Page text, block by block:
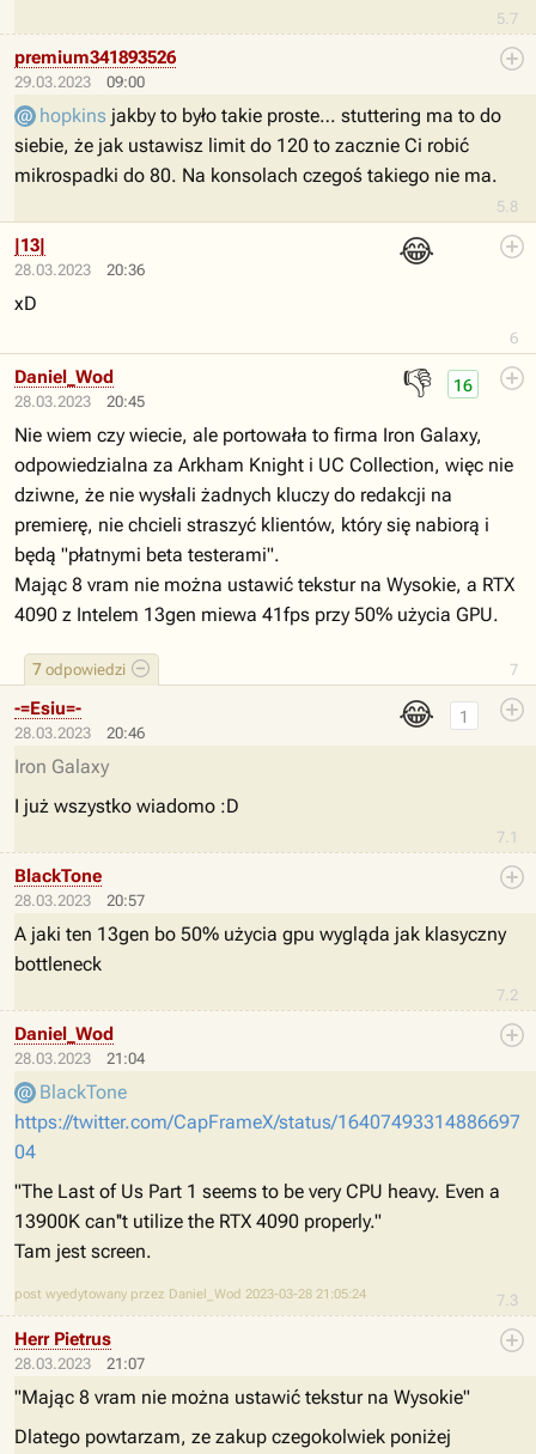
5.7
29.03.2023 09:00
5.8
premium341893526
hopkins jakby to było takie proste… stuttering ma to do
siebie, że jak ustawisz limit do 120 to zacznie Ci robić
mikrospadki do 80. Na konsolach czegoś takiego nie ma.
28.03.2023 20:36
😂
6
|13|
xD
28.03.2023 20:45
👎
7
16
7 odpowiedzi
Daniel_Wod
Nie wiem czy wiecie, ale portowała to firma Iron Galaxy,
odpowiedzialna za Arkham Knight i UC Collection, więc nie
dziwne, że nie wysłali żadnych kluczy do redakcji na
premierę, nie chcieli straszyć klientów, który się nabiorą i
będą "płatnymi beta testerami".
Mając 8 vram nie można ustawić tekstur na Wysokie, a RTX
4090 z Intelem 13gen miewa 41fps przy 50% użycia GPU.
28.03.2023 20:46
😂
7.1
1
-=Esiu=-
Iron Galaxy
I już wszystko wiadomo :D
28.03.2023 20:57
7.2
BlackTone
A jaki ten 13gen bo 50% użycia gpu wygląda jak klasyczny
bottleneck
28.03.2023 21:04
7.3
Daniel_Wod
BlackTone
https://twitter.com/CapFrameX/status/16407493314886697
04
"The Last of Us Part 1 seems to be very CPU heavy. Even a
13900K can''t utilize the RTX 4090 properly."
Tam jest screen.
post wyedytowany przez Daniel_Wod 2023-03-28 21:05:24
28.03.2023 21:07
Herr Pietrus
"Mając 8 vram nie można ustawić tekstur na Wysokie"
Dlatego powtarzam, ze zakup czegokolwiek poniżej